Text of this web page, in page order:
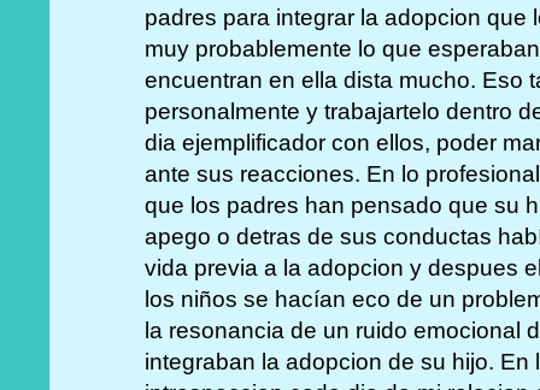
padres para integrar la adopcion que
muy probablemente lo que
encuentran en ella dista mucho. Eso
personalmente y trabajartelo dentro
dia ejemplificador con ellos, poder
ante sus reacciones. En lo
que los padres han pensado que su
apego o detras de sus conductas
vida previa a la adopcion y despues
los niños se hacían eco de un
la resonancia de un ruido emocional
integraban la adopcion de su hijo. En